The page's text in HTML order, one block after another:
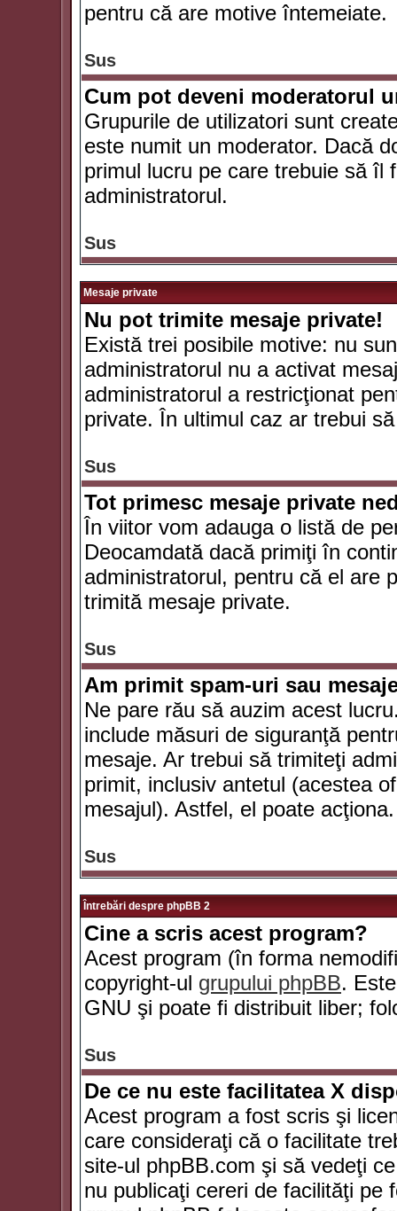
pentru că are motive întemeiate.
Sus
Cum pot deveni moderatorul
Grupurile de utilizatori sunt
este numit un moderator. Dacă
primul lucru pe care trebuie să îl
administratorul.
Sus
Mesaje private
Nu pot trimite mesaje private!
Există trei posibile motive: nu
administratorul nu a activat
administratorul a restricţionat
private. În ultimul caz ar trebui
Sus
Tot primesc mesaje private
În viitor vom adauga o listă de
Deocamdată dacă primiţi în
administratorul, pentru că el are
trimită mesaje private.
Sus
Am primit spam-uri sau
Ne pare rău să auzim acest
include măsuri de siguranţă
mesaje. Ar trebui să trimiteţi
primit, inclusiv antetul (acestea
mesajul). Astfel, el poate acţiona.
Sus
Întrebări despre phpBB 2
Cine a scris acest program?
Acest program (în forma
copyright-ul grupului phpBB.
GNU şi poate fi distribuit liber;
Sus
De ce nu este facilitatea X
Acest program a fost scris şi
care consideraţi că o facilitate
site-ul phpBB.com şi să vedeţi
nu publicaţi cereri de facilităţi pe